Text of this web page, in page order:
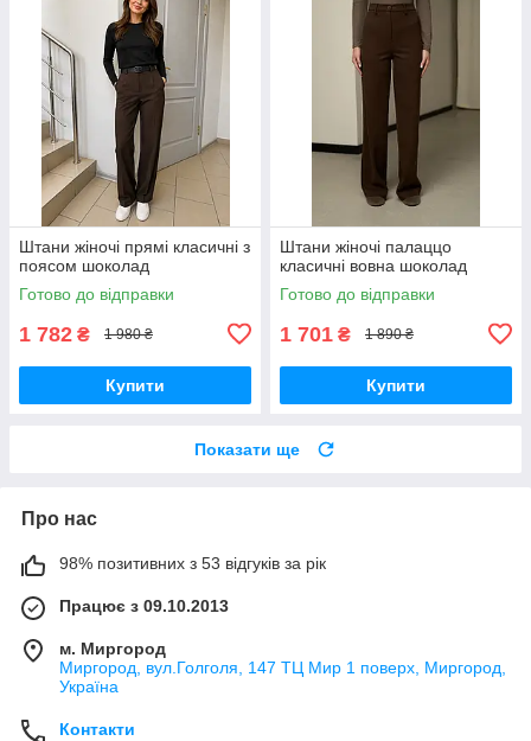
Штани жіночі прямі класичні з
поясом шоколад
Готово до відправки
1 782 ₴ 1 980 ₴
Купити
Штани жіночі палаццо
класичні вовна шоколад
Готово до відправки
1 701 ₴ 1 890 ₴
Купити
Показати ще
Про нас
98% позитивних з 53 відгуків за рік
Працює з 09.10.2013
м. Миргород
Миргород, вул.Голголя, 147 ТЦ Мир 1 поверх, Миргород,
Україна
Контакти